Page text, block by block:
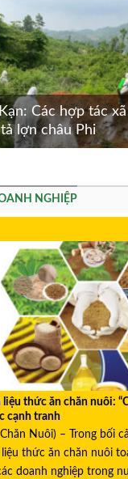
Các hợp tác
lợn châu Phi
NGHIỆP
liệu thức ăn chăn nuôi:
cạnh tranh
Nuôi) – Trong bối
liệu thức ăn chăn nuôi
doanh nghiệp trong